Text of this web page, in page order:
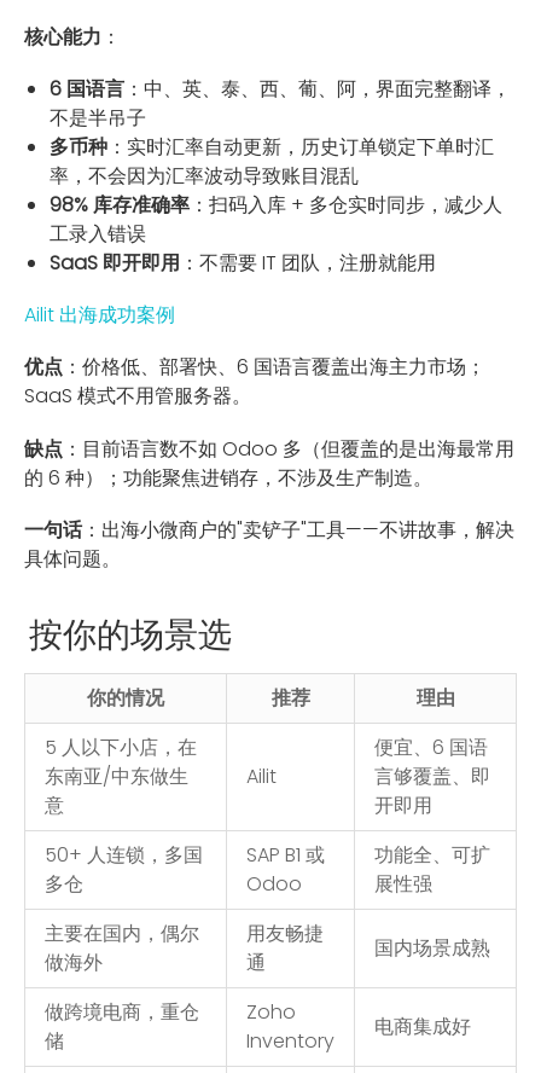
核心能力 ：
6 国语言：中、英、泰、西、葡、阿，界面完整翻译，
不是半吊子
多币种：实时汇率自动更新，历史订单锁定下单时汇
率，不会因为汇率波动导致账目混乱
98% 库存准确率：扫码入库 + 多仓实时同步，减少人
工录入错误
SaaS 即开即用 ：不需要 IT 团队，注册就能用
Ailit 出海成功案例
优点 ：价格低、部署快、6 国语言覆盖出海主力市场；
SaaS 模式不用管服务器。
缺点 ：目前语言数不如 Odoo 多（但覆盖的是出海最常用
的 6 种）；功能聚焦进销存，不涉及生产制造。
一句话：出海小微商户的"卖铲子"工具——不讲故事，解决
具体问题。
按你的场景选
你的情况 推荐
理由
5 人以下小店，在
东南亚/中东做生
意
Ailit
便宜、6 国语
言够覆盖、即
开即用
50+ 人连锁，多国
多仓
SAP B1 或
Odoo
功能全、可扩
展性强
主要在国内，偶尔
做海外
用友畅捷
通
国内场景成熟
做跨境电商，重仓
储
Zoho
Inventory
电商集成好